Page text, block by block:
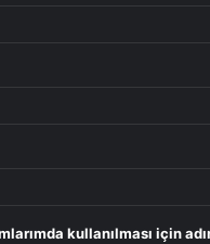
kullanılması için